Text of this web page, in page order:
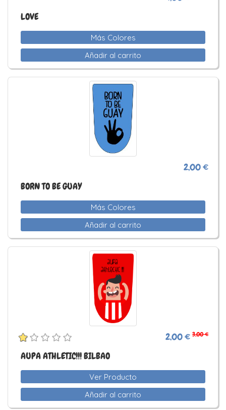
LOVE
Más Colores
Añadir al carrito
2,00 €
BORN TO BE GUAY
Más Colores
Añadir al carrito
2,00 € 3,00 €
AUPA ATHLETIC!!! BILBAO
Ver Producto
Añadir al carrito